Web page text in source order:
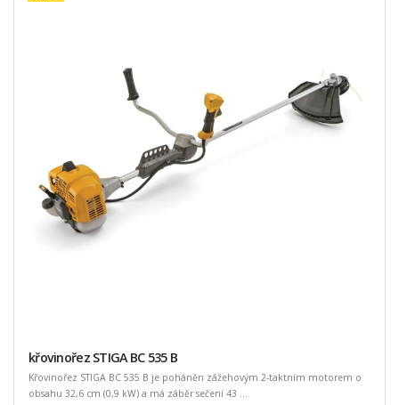
křovinořez STIGA BC 535 B
Křovinořez STIGA BC 535 B je poháněn zážehovým 2-taktním motorem o
obsahu 32,6 cm (0,9 kW) a má záběr sečení 43 ...